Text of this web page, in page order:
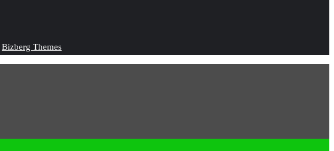
Bizberg Themes